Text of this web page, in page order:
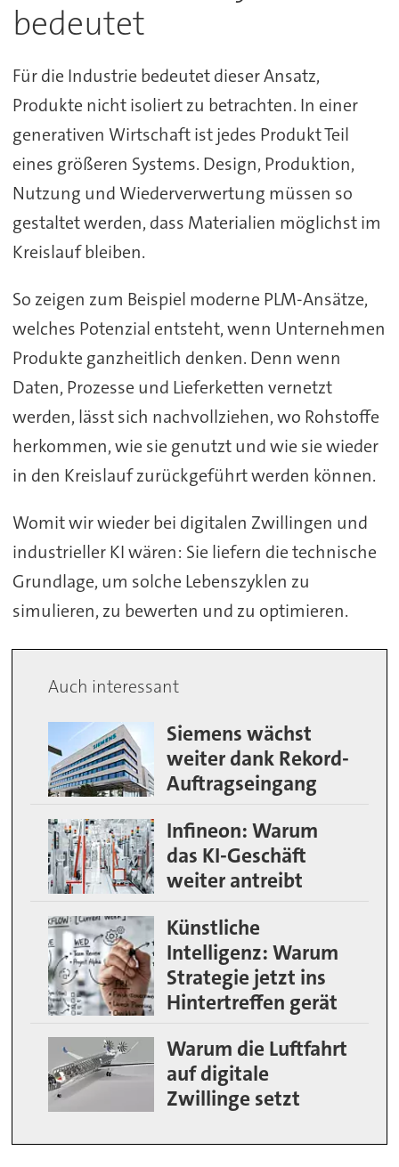
bedeutet
Für die Industrie bedeutet dieser Ansatz,
Produkte nicht isoliert zu betrachten. In einer
generativen Wirtschaft ist jedes Produkt Teil
eines größeren Systems. Design, Produktion,
Nutzung und Wiederverwertung müssen so
gestaltet werden, dass Materialien möglichst im
Kreislauf bleiben.
So zeigen zum Beispiel moderne PLM-Ansätze,
welches Potenzial entsteht, wenn Unternehmen
Produkte ganzheitlich denken. Denn wenn
Daten, Prozesse und Lieferketten vernetzt
werden, lässt sich nachvollziehen, wo Rohstoffe
herkommen, wie sie genutzt und wie sie wieder
in den Kreislauf zurückgeführt werden können.
Womit wir wieder bei digitalen Zwillingen und
industrieller KI wären: Sie liefern die technische
Grundlage, um solche Lebenszyklen zu
simulieren, zu bewerten und zu optimieren.
Auch interessant
Siemens wächst
weiter dank Rekord-
Auftragseingang
Infineon: Warum
das KI-Geschäft
weiter antreibt
Künstliche
Intelligenz: Warum
Strategie jetzt ins
Hintertreffen gerät
Warum die Luftfahrt
auf digitale
Zwillinge setzt